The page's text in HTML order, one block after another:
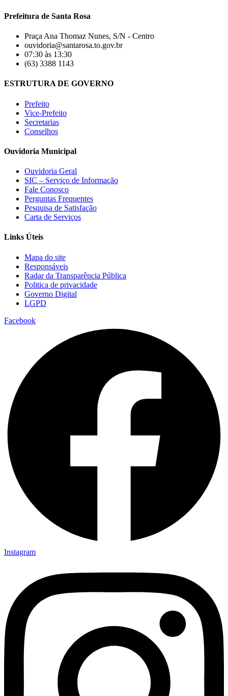
Prefeitura de Santa Rosa
Praça Ana Thomaz Nunes, S/N - Centro
ouvidoria@santarosa.to.gov.br
07:30 às 13:30
(63) 3388 1143
ESTRUTURA DE GOVERNO
Prefeito
Vice-Prefeito
Secretarias
Conselhos
Ouvidoria Municipal
Ouvidoria Geral
SIC – Serviço de Informação
Fale Conosco
Perguntas Frequentes
Pesquisa de Satisfação
Carta de Serviços
Links Úteis
Mapa do site
Responsáveis
Radar da Transparência Pública
Politica de privacidade
Governo Digital
LGPD
Facebook
Instagram